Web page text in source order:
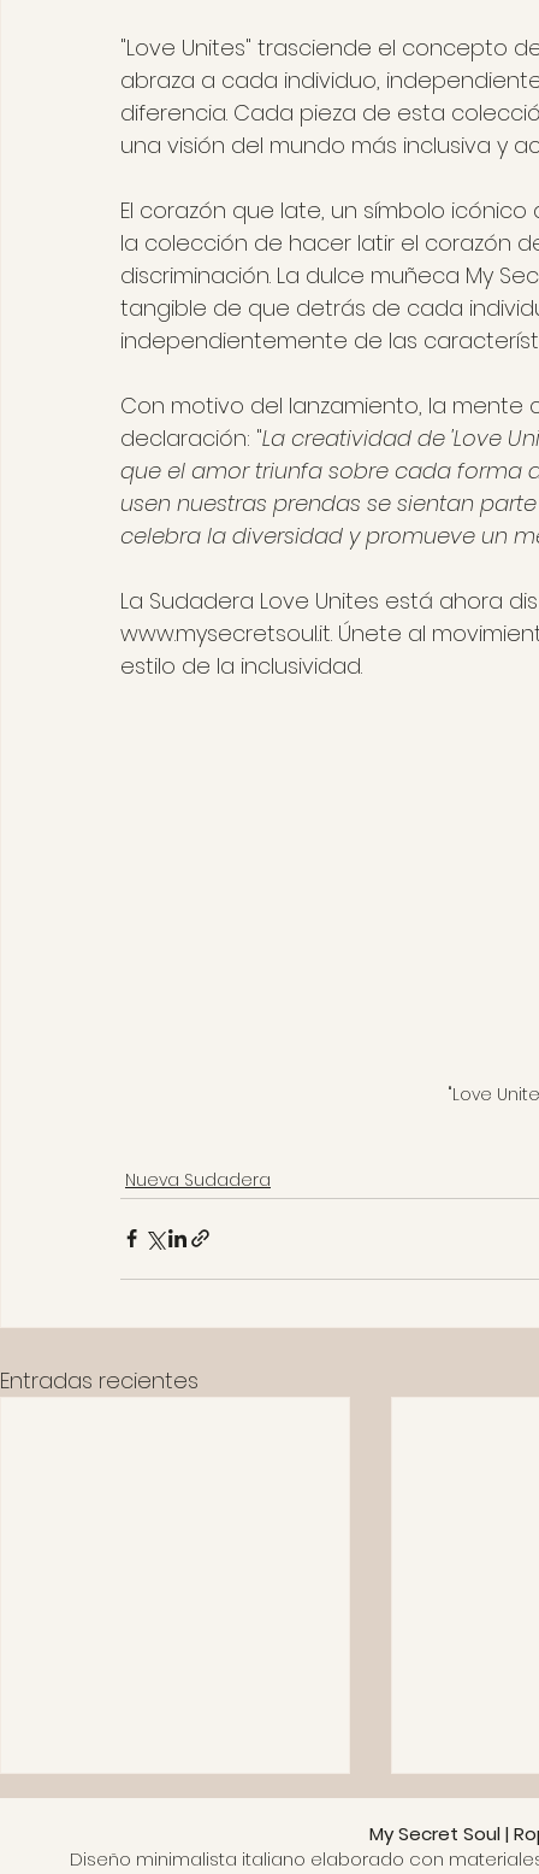
"Love Unites" trasciende el concepto
abraza a cada individuo,
diferencia. Cada pieza de esta
una visión del mundo más inclusiva y
El corazón que late, un símbolo
la colección de hacer latir el corazón
discriminación. La dulce muñeca My
tangible de que detrás de cada
independientemente de las
Con motivo del lanzamiento, la
declaración: "La creatividad de 'Love
que el amor triunfa sobre cada forma
usen nuestras prendas se sientan
celebra la diversidad y promueve un
La Sudadera Love Unites está ahora
www.mysecretsoul.it. Únete al
estilo de la inclusividad.
"Love
Nueva Sudadera
Entradas recientes
My Secret Soul |
Diseño minimalista italiano elaborado con